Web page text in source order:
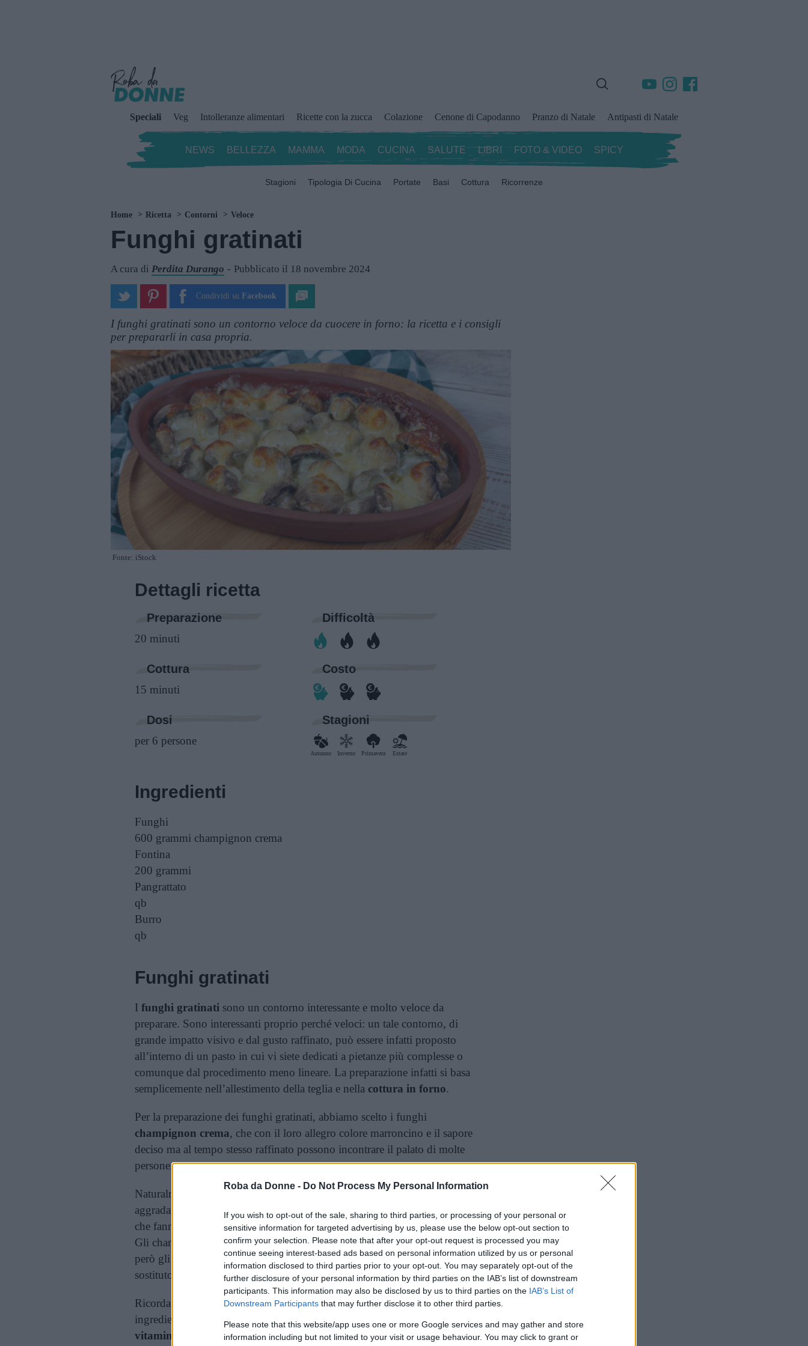
Roba da Donne - Do Not Process My Personal Information
If you wish to opt-out of the sale, sharing to third parties, or processing of your personal or
sensitive information for targeted advertising by us, please use the below opt-out section to
confirm your selection. Please note that after your opt-out request is processed you may
continue seeing interest-based ads based on personal information utilized by us or personal
information disclosed to third parties prior to your opt-out. You may separately opt-out of the
further disclosure of your personal information by third parties on the IAB’s list of downstream
participants. This information may also be disclosed by us to third parties on the IAB’s List of
Downstream Participants that may further disclose it to other third parties.
Please note that this website/app uses one or more Google services and may gather and store
information including but not limited to your visit or usage behaviour. You may click to grant or
Speciali Veg Intolleranze alimentari Ricette con la zucca Colazione Cenone di Capodanno Pranzo di Natale Antipasti di Natale
NEWS BELLEZZA MAMMA MODA CUCINA SALUTE LIBRI FOTO & VIDEO SPICY
Stagioni Tipologia Di Cucina Portate Basi Cottura Ricorrenze
Home Ricetta Contorni Veloce
Funghi gratinati
A cura di Perdita Durango Pubblicato il 18 novembre 2024
Condividi su Facebook
I funghi gratinati sono un contorno veloce da cuocere in forno: la ricetta e i consigli
per prepararli in casa propria.
Fonte: iStock
Dettagli ricetta
Preparazione
20 minuti
Difficoltà
Cottura
15 minuti
Costo
Dosi
per 6 persone
Stagioni
Autunno Inverno Primavera Estate
Ingredienti
Funghi
600 grammi champignon crema
Fontina
200 grammi
Pangrattato
qb
Burro
qb
Funghi gratinati
I funghi gratinati sono un contorno interessante e molto veloce da
preparare. Sono interessanti proprio perché veloci: un tale contorno, di
grande impatto visivo e dal gusto raffinato, può essere infatti proposto
all’interno di un pasto in cui vi siete dedicati a pietanze più complesse o
comunque dal procedimento meno lineare. La preparazione infatti si basa
semplicemente nell’allestimento della teglia e nella cottura in forno.
Per la preparazione dei funghi gratinati, abbiamo scelto i funghi
champignon crema, che con il loro allegro colore marroncino e il sapore
deciso ma al tempo stesso raffinato possono incontrare il palato di molte
persone.
Naturalmente tuttavia potete scegliere i funghi che maggiormente vi
aggradano: se preferite qualcosa di ancor più raffinato, i porcini sono quello
che fanno per voi, se desiderate funghi più piccoli potete scegliere i chiodini.
Gli champignon crema purtroppo non si trovano in commercio ovunque,
però gli champignon più comuni, quelli bianchi, rappresentano un ottimo
sostituto.
Ricordate che i funghi gratinati, come tutte le ricette che prevedono questo
ingrediente al centro, sono molto salutari. I funghi contengono moltissime
vitamine
: A, C, D, K, PP e alcune del gruppo B. Tra i minerali si segnalano